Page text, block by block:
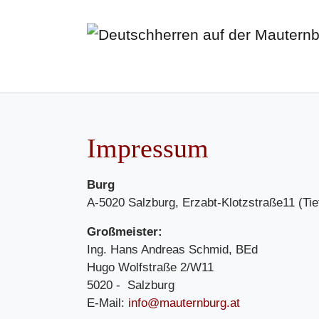
Impressum
Burg
A-5020 Salzburg, Erzabt-Klotzstraße11
Großmeister:
Ing. Hans Andreas Schmid, BEd
Hugo Wolfstraße 2/W11
5020 - Salzburg
E-Mail: info@mauternburg.at